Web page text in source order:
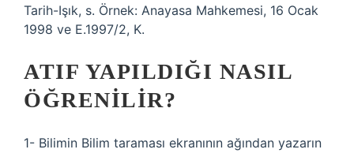
Tarih-Işık, s. Örnek: Anayasa Mahkemesi, 16 Ocak
1998 ve E.1997/2, K.
ATIF YAPILDIĞI NASIL
ÖĞRENILIR?
1- Bilimin Bilim taraması ekranının ağından yazarın